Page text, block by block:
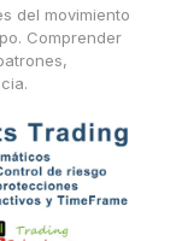
del movimiento
Comprender